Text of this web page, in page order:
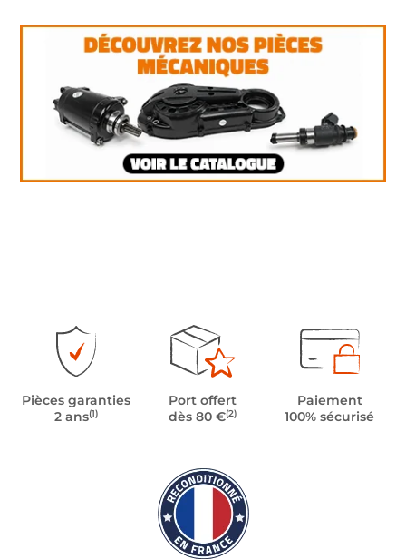
Pièces garanties
2 ans(1)
Port offert
dès 80 €(2)
Paiement
100% sécurisé